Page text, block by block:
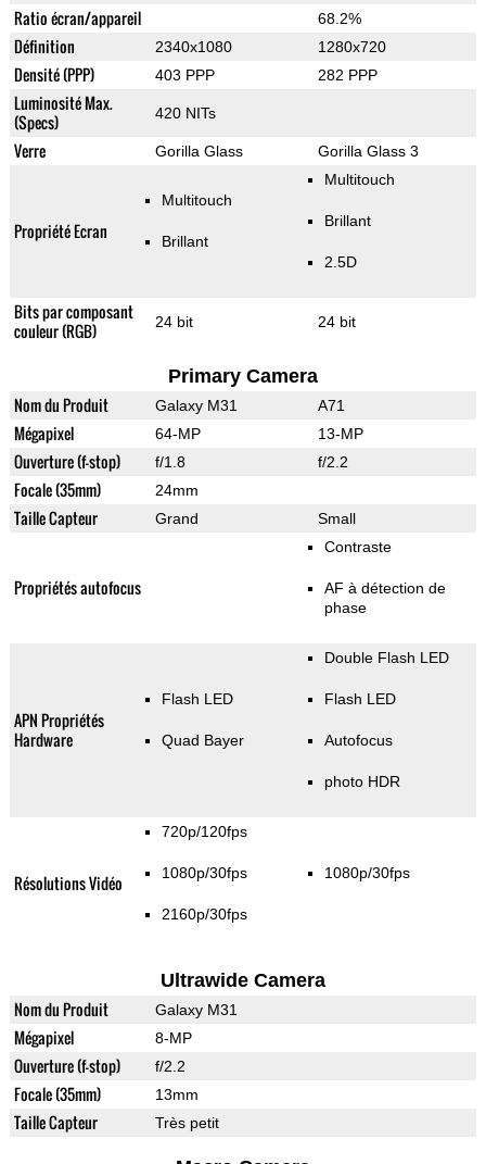
Ratio écran/appareil
68.2%
Définition 2340x1080 1280x720
Densité (PPP) 403 PPP 282 PPP
Luminosité Max.
(Specs)
420 NITs
Verre Gorilla Glass Gorilla Glass 3
Propriété Ecran
Multitouch
Brillant
Multitouch
Brillant
2.5D
Bits par composant
couleur (RGB)
24 bit 24 bit
Primary Camera
Nom du Produit Galaxy M31 A71
Mégapixel 64-MP 13-MP
Ouverture (f-stop) f/1.8 f/2.2
Focale (35mm) 24mm
Taille Capteur Grand Small
Propriétés autofocus
Contraste
AF à détection de
phase
APN Propriétés
Hardware
Flash LED
Quad Bayer
Double Flash LED
Flash LED
Autofocus
photo HDR
Résolutions Vidéo
720p/120fps
1080p/30fps
2160p/30fps
1080p/30fps
Ultrawide Camera
Nom du Produit Galaxy M31
Mégapixel 8-MP
Ouverture (f-stop) f/2.2
Focale (35mm) 13mm
Taille Capteur Très petit